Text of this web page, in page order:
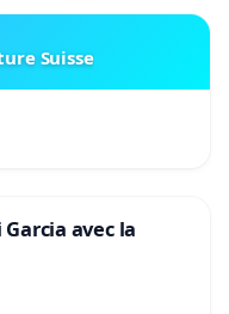
Suisse
avec la